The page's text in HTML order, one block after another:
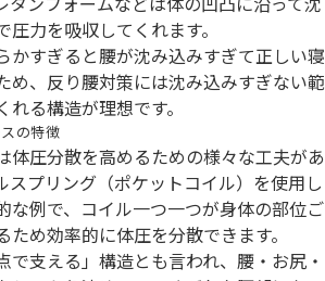
力を吸収してくれます。
かすぎると腰が沈み込みすぎて正しい寝
め、反り腰対策には沈み込みすぎない範
る構造が理想です。
の特徴
体圧分散を高めるための様々な工夫があ
スプリング（ポケットコイル）を使用し
な例で、コイル一つ一つが身体の部位ご
ため効率的に体圧を分散できます。
で支える」構造とも言われ、腰・お尻・